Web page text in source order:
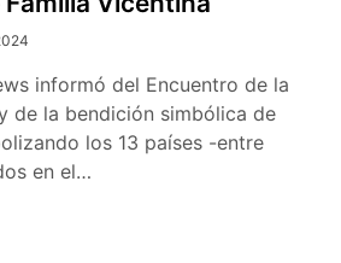
informó del Encuentro de la
de la bendición simbólica de
los 13 países -entre
en el…